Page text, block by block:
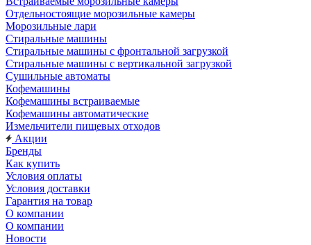
Отдельностоящие морозильные камеры
Морозильные лари
Стиральные машины
Стиральные машины с фронтальной загрузкой
Стиральные машины с вертикальной загрузкой
Сушильные автоматы
Кофемашины
Кофемашины встраиваемые
Кофемашины автоматические
Измельчители пищевых отходов
Акции
Бренды
Как купить
Условия оплаты
Условия доставки
Гарантия на товар
О компании
О компании
Новости